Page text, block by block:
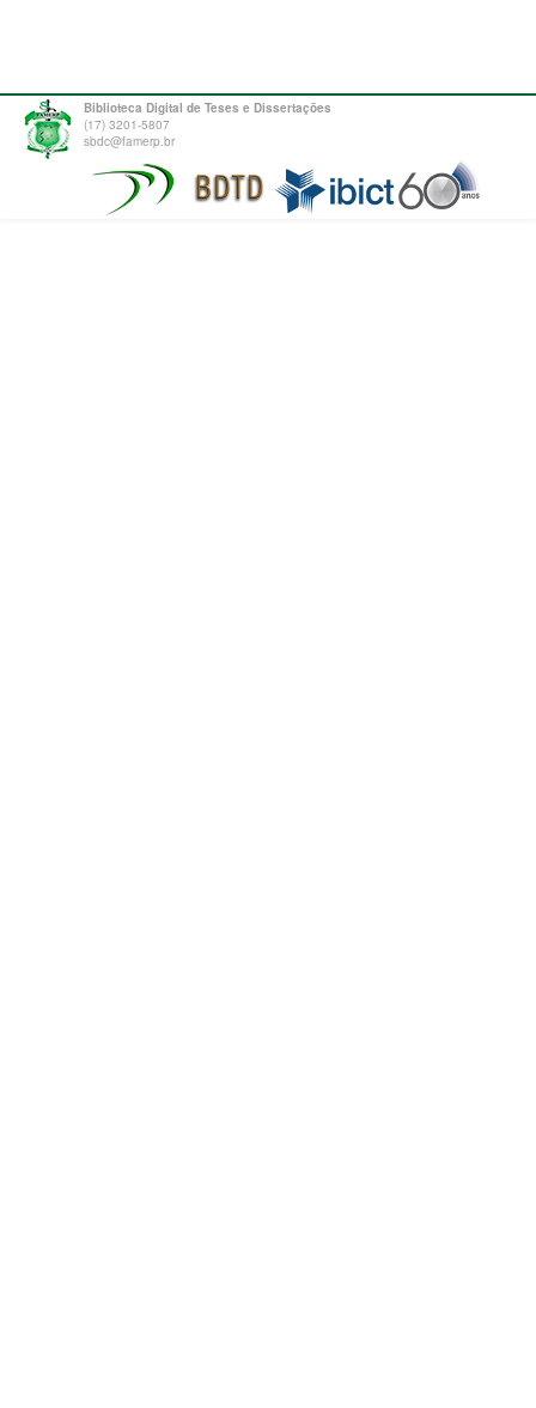
Biblioteca Digital de Teses e Dissertações
(17) 3201-5807
sbdc@famerp.br